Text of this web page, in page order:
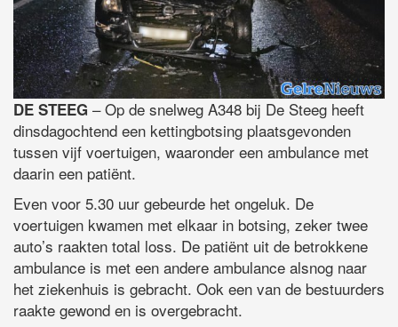
DE STEEG – Op de snelweg A348 bij De Steeg heeft
dinsdagochtend een kettingbotsing plaatsgevonden
tussen vijf voertuigen, waaronder een ambulance met
daarin een patiënt.
Even voor 5.30 uur gebeurde het ongeluk. De
voertuigen kwamen met elkaar in botsing, zeker twee
auto’s raakten total loss. De patiënt uit de betrokkene
ambulance is met een andere ambulance alsnog naar
het ziekenhuis is gebracht. Ook een van de bestuurders
raakte gewond en is overgebracht.